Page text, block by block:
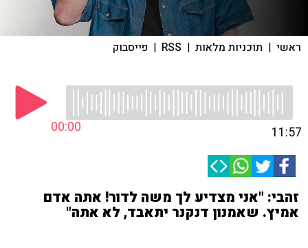
ראשי | תוכניות מלאות |
RSS
| פייסבוק
00:00 11:57
זהבי: "אני מצדיע לך משה לדור! אתה אדם
אמיץ. שאמנון דנקנר יתאבד, לא אתה"